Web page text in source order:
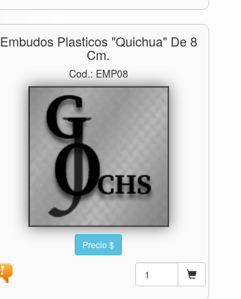
Embudos Plasticos "quichua" De 8
Cm.
Cod.: EMP08
Precio $